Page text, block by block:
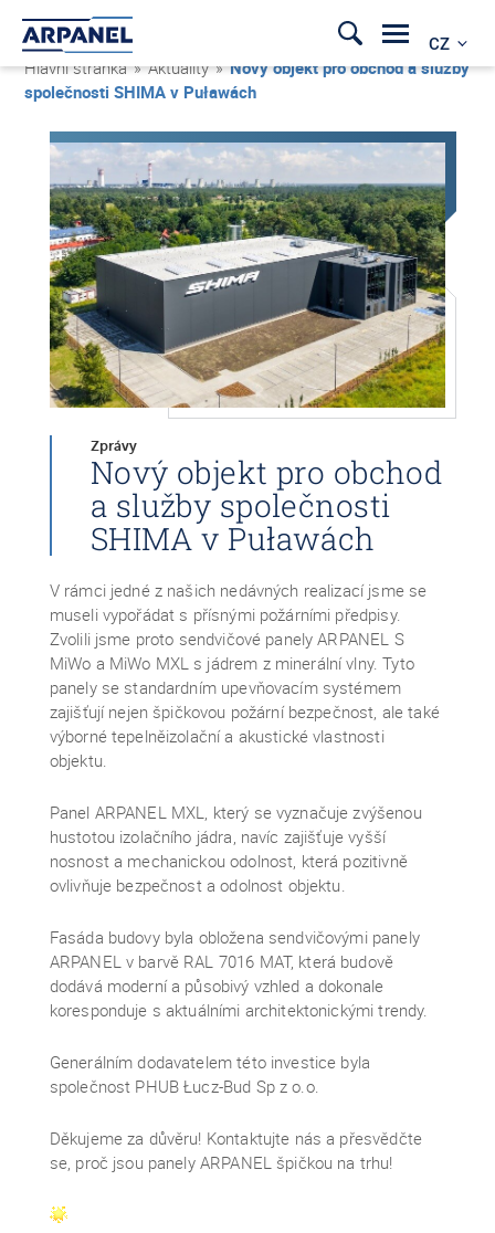
CZ
Hlavní stránka » Aktuality »Nový objekt pro obchod a služby
společnosti SHIMA v Puławách
Zprávy
Nový objekt pro obchod
a služby společnosti
SHIMA v Puławách
V rámci jedné z našich nedávných realizací jsme se
museli vypořádat s přísnými požárními předpisy.
Zvolili jsme proto sendvičové panely ARPANEL S
MiWo a MiWo MXL s jádrem z minerální vlny. Tyto
panely se standardním upevňovacím systémem
zajišťují nejen špičkovou požární bezpečnost, ale také
výborné tepelněizolační a akustické vlastnosti
objektu.
Panel ARPANEL MXL, který se vyznačuje zvýšenou
hustotou izolačního jádra, navíc zajišťuje vyšší
nosnost a mechanickou odolnost, která pozitivně
ovlivňuje bezpečnost a odolnost objektu.
Fasáda budovy byla obložena sendvičovými panely
ARPANEL v barvě RAL 7016 MAT, která budově
dodává moderní a působivý vzhled a dokonale
koresponduje s aktuálními architektonickými trendy.
Generálním dodavatelem této investice byla
společnost PHUB Łucz-Bud Sp z o.o.
Děkujeme za důvěru! Kontaktujte nás a přesvědčte
se, proč jsou panely ARPANEL špičkou na trhu!